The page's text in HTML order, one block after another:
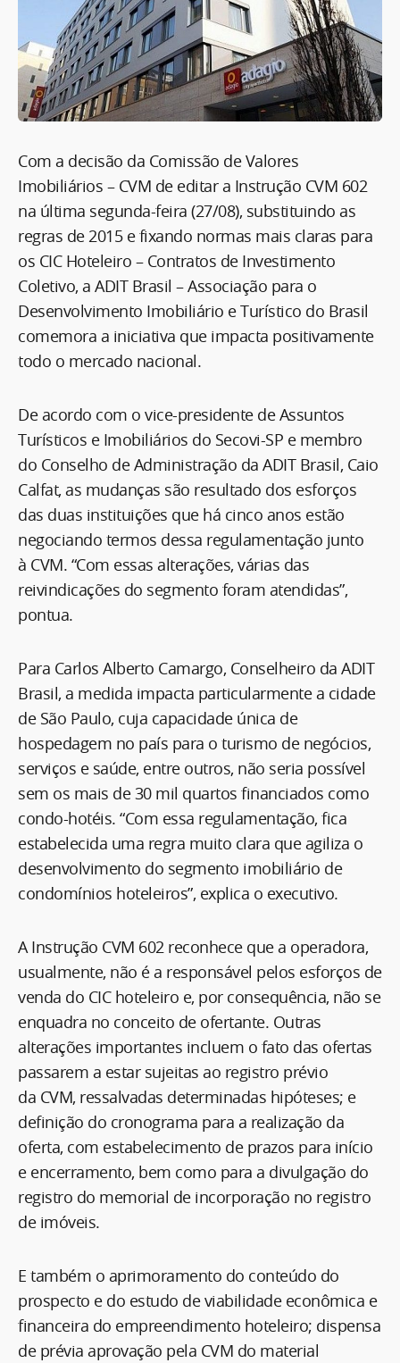
Com a decisão da Comissão de Valores
Imobiliários – CVM de editar a Instrução CVM 602
na última segunda-feira (27/08), substituindo as
regras de 2015 e fixando normas mais claras para
os CIC Hoteleiro – Contratos de Investimento
Coletivo, a ADIT Brasil – Associação para o
Desenvolvimento Imobiliário e Turístico do Brasil
comemora a iniciativa que impacta positivamente
todo o mercado nacional.
De acordo com o vice-presidente de Assuntos
Turísticos e Imobiliários do Secovi-SP e membro
do Conselho de Administração da ADIT Brasil, Caio
Calfat, as mudanças são resultado dos esforços
das duas instituições que há cinco anos estão
negociando termos dessa regulamentação junto
à CVM. “Com essas alterações, várias das
reivindicações do segmento foram atendidas”,
pontua.
Para Carlos Alberto Camargo, Conselheiro da ADIT
Brasil, a medida impacta particularmente a cidade
de São Paulo, cuja capacidade única de
hospedagem no país para o turismo de negócios,
serviços e saúde, entre outros, não seria possível
sem os mais de 30 mil quartos financiados como
condo-hotéis. “Com essa regulamentação, fica
estabelecida uma regra muito clara que agiliza o
desenvolvimento do segmento imobiliário de
condomínios hoteleiros”, explica o executivo.
A Instrução CVM 602 reconhece que a operadora,
usualmente, não é a responsável pelos esforços de
venda do CIC hoteleiro e, por consequência, não se
enquadra no conceito de ofertante. Outras
alterações importantes incluem o fato das ofertas
passarem a estar sujeitas ao registro prévio
da CVM, ressalvadas determinadas hipóteses; e
definição do cronograma para a realização da
oferta, com estabelecimento de prazos para início
e encerramento, bem como para a divulgação do
registro do memorial de incorporação no registro
de imóveis.
E também o aprimoramento do conteúdo do
prospecto e do estudo de viabilidade econômica e
financeira do empreendimento hoteleiro; dispensa
de prévia aprovação pela CVM do material